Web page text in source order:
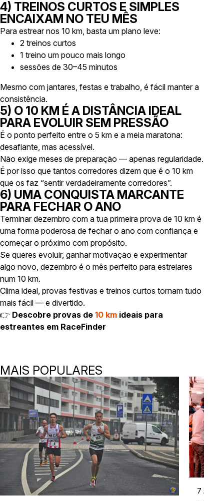
4) TREINOS CURTOS E SIMPLES
ENCAIXAM NO TEU MÊS
Para estrear nos 10 km, basta um plano leve:
2 treinos curtos
1 treino um pouco mais longo
sessões de 30–45 minutos
Mesmo com jantares, festas e trabalho, é fácil manter a
consistência.
5) O 10 KM É A DISTÂNCIA IDEAL
PARA EVOLUIR SEM PRESSÃO
É o ponto perfeito entre o 5 km e a meia maratona:
desafiante, mas acessível.
Não exige meses de preparação — apenas regularidade.
É por isso que tantos corredores dizem que é o 10 km
que os faz “sentir verdadeiramente corredores”.
6) UMA CONQUISTA MARCANTE
PARA FECHAR O ANO
Terminar dezembro com a tua primeira prova de 10 km é
uma forma poderosa de fechar o ano com confiança e
começar o próximo com propósito.
Se queres evoluir, ganhar motivação e experimentar
algo novo, dezembro é o mês perfeito para estreiares
num 10 km.
Clima ideal, provas festivas e treinos curtos tornam tudo
mais fácil — e divertido.
👉 Descobre provas de 10 km ideais para
estreantes em RaceFinder
MAIS POPULARES
7 Abr